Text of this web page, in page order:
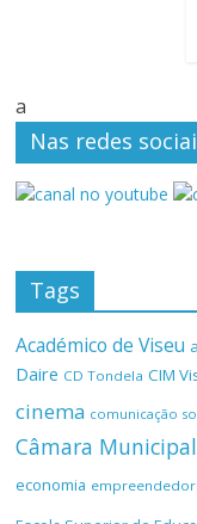
a
Nas redes
Tags
Académico de Viseu
Daire CD Tondela CIM
cinema comunicação
Câmara
economia